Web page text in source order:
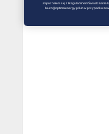
Zapoznałem się z Regulaminem Świadczenie
biuro@optimalenergy.pl lub w przypadku